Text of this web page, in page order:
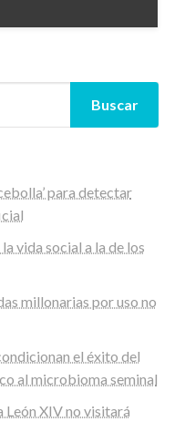
Buscar
para detectar
vida social a la de los
millonarias por uso no
el éxito del
al microbioma seminal
León XIV no visitará